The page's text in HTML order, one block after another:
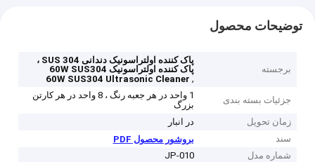
توضیحات محصول
برجسته
پاک کننده اولتراسونیک دندانی SUS 304 ،
پاک کننده اولتراسونیک 60W SUS304
,
60W SUS304 Ultrasonic Cleaner
جزئیات بسته بندی
1 واحد در هر جعبه رنگ ، 8 واحد در هر کارتن
بزرگ
زمان تحویل
در انبار
سند
بروشور محصول PDF
شماره مدل
JP-010